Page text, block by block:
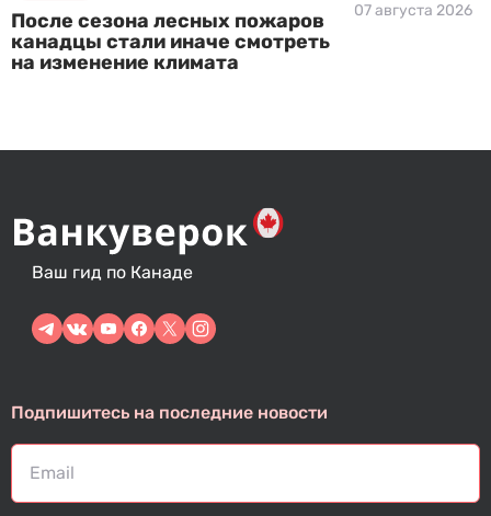
После сезона лесных пожаров
канадцы стали иначе смотреть
на изменение климата
07 августа 2026
Ваш гид по Канаде
Подпишитесь на последние новости